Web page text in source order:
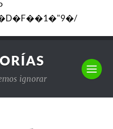
ignorar